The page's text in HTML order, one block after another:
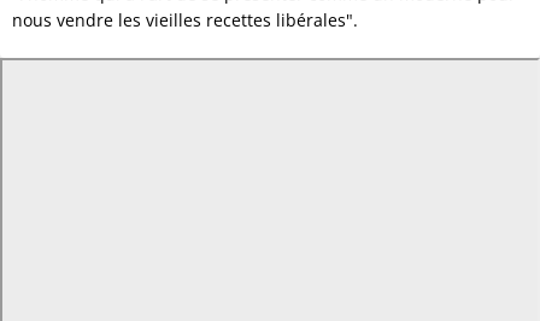
nous vendre les vieilles recettes libérales".